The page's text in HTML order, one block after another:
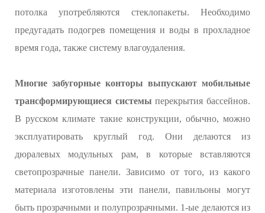
потолка употребляются стеклопакеты. Необходимо
предугадать подогрев помещения и воды в прохладное
время года, также систему влагоудаления.
Многие забугорные конторы выпускают мобильные
трансформирующиеся системы перекрытия бассейнов.
В русском климате такие конструкции, обычно, можно
эксплуатировать круглый год. Они делаются из
дюралевых модульных рам, в которые вставляются
светопрозрачные панели. Зависимо от того, из какого
материала изготовлены эти панели, павильоны могут
быть прозрачными и полупрозрачными. 1-ые делаются из